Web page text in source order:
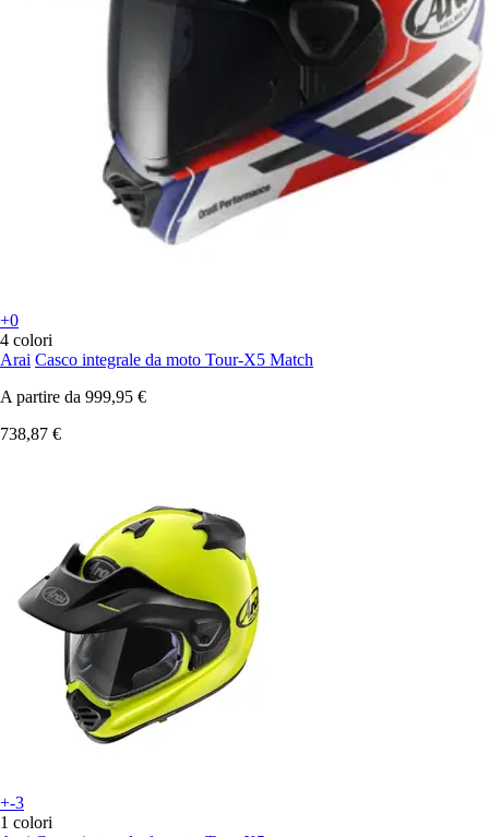
+0
4 colori
Arai Casco integrale da moto Tour-X5 Match
A partire da 999,95 €
738,87 €
+-3
1 colori